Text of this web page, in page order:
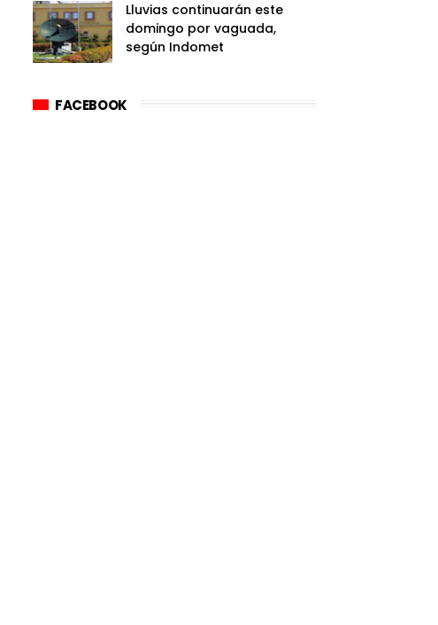
Lluvias continuarán este
domingo por vaguada,
según Indomet
FACEBOOK